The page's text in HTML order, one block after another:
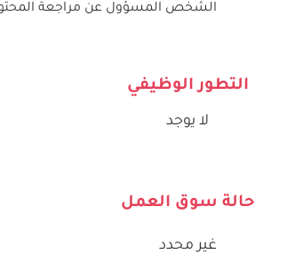
الشخص المسؤول عن مراجعة المحتوى
التطور الوظيفي
لا يوجد
حالة سوق العمل
غير محدد